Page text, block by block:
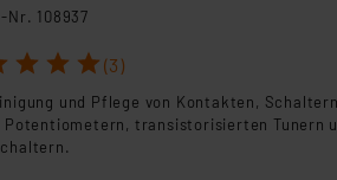
108937
3 4 5 (3)
und Pflege von Kontakten,
Potentiometern, transistorisierten Tunern